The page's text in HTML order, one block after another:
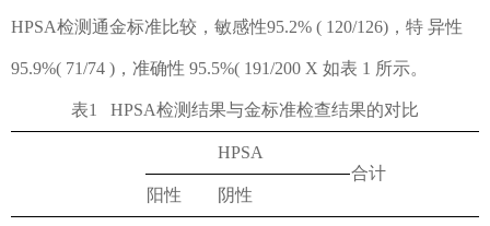
HPSA检测通金标准比较，敏感性95.2% ( 120/1 26) ， 特 异性
95.9%( 71/74 ) ， 准确性 95.5%( 191/200 X 如表 1 所示。
表1 HPSA检测结果与金标准检查结果的对比
HPSA
合计
阳性
阴性